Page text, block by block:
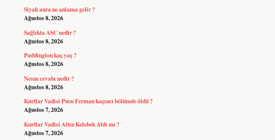
Siyah aura ne anlama gelir ?
Ağustos 8, 2026
Sağlıkta ASC nedir ?
Ağustos 8, 2026
Paddington kaç yaş ?
Ağustos 8, 2026
Nesne cevabı nedir ?
Ağustos 8, 2026
Kurtlar Vadisi Pusu Ferman kaçıncı bölümde öldü ?
Ağustos 7, 2026
Kurtlar Vadisi Altın Kelebek Aldı mı ?
Ağustos 7, 2026